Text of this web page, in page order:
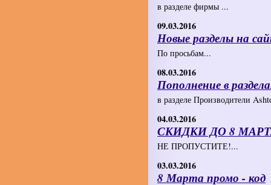
в разделе фирмы ...
09.03.2016
Новые разделы на
По просьбам...
08.03.2016
Пополнение в
в разделе Производители
04.03.2016
СКИДКИ ДО 8
НЕ ПРОПУСТИТЕ!...
03.03.2016
8 Марта промо - код